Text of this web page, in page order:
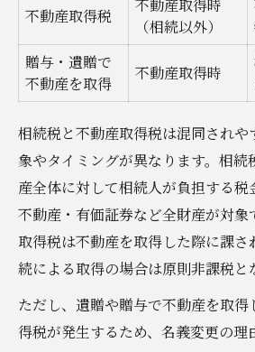
不動産取得税
不動産取得時
（相続以外）
贈与・遺贈で
不動産を取得
不動産取得時
相続税と不動産取得税は混同されや
象やタイミングが異なります。相続
産全体に対して相続人が負担する税
不動産・有価証券など全財産が対象
取得税は不動産を取得した際に課さ
続による取得の場合は原則非課税と
ただし、遺贈や贈与で不動産を取
得税が発生するため、名義変更の理